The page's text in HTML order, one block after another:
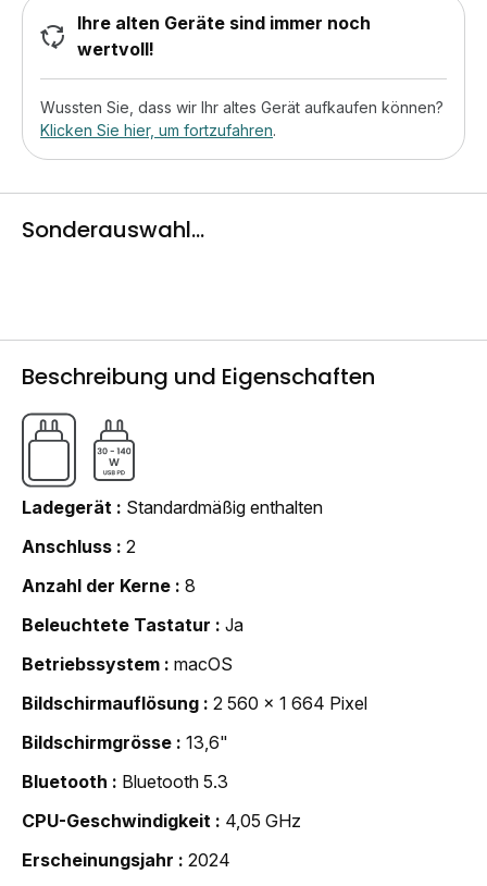
Ihre alten Geräte sind immer noch
wertvoll!
Wussten Sie, dass wir Ihr altes Gerät aufkaufen können?
Klicken Sie hier, um fortzufahren.
Sonderauswahl...
Beschreibung und Eigenschaften
Ladegerät
Standardmäßig enthalten
Anschluss
2
Anzahl der Kerne
8
Beleuchtete Tastatur
Ja
Betriebssystem
macOS
Bildschirmauflösung
2 560 x 1 664 Pixel
Bildschirmgrösse
13,6"
Bluetooth
Bluetooth 5.3
CPU-Geschwindigkeit
4,05 GHz
Erscheinungsjahr
2024